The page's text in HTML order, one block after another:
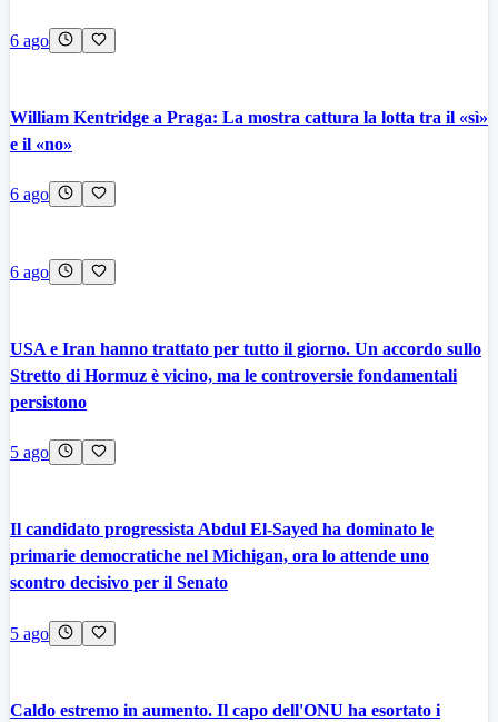
6 ago
William Kentridge a Praga: La mostra cattura la lotta tra il «sì»
e il «no»
6 ago
6 ago
USA e Iran hanno trattato per tutto il giorno. Un accordo sullo
Stretto di Hormuz è vicino, ma le controversie fondamentali
persistono
5 ago
Il candidato progressista Abdul El-Sayed ha dominato le
primarie democratiche nel Michigan, ora lo attende uno
scontro decisivo per il Senato
5 ago
Caldo estremo in aumento. Il capo dell'ONU ha esortato i